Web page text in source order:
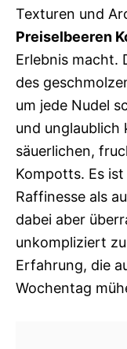
Texturen und
Preiselbeeren
Erlebnis macht.
des
um jede Nudel
und unglaublich
säuerlichen,
Kompotts. Es
Raffinesse als
dabei aber
unkompliziert
Erfahrung, die
Wochentag